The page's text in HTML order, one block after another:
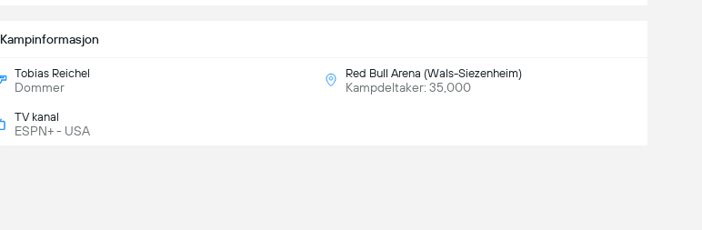
Kampinformasjon
Tobias Reichel
Dommer
Red Bull Arena (Wals-Siezenheim)
Kampdeltaker: 35,000
TV kanal
ESPN+ - USA